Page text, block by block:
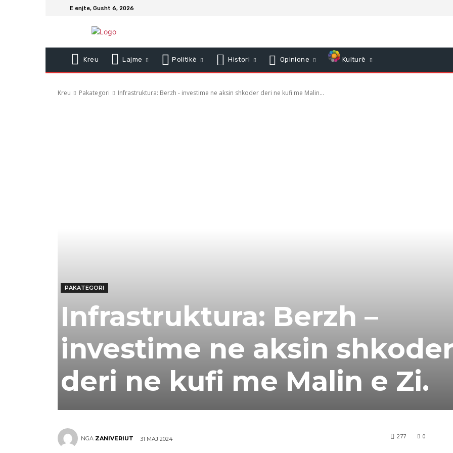
E enjte, Gusht 6, 2026
Kreu Lajme Politikë Histori Opinione Kulturë
Kreu Pakategori Infrastruktura: Berzh - investime ne aksin shkoder deri ne kufi me Malin...
PAKATEGORI
Infrastruktura: Berzh –
investime ne aksin
deri ne kufi me Malin e Zi.
NGA ZANIVERIUT 31 MAJ 2024 0
277